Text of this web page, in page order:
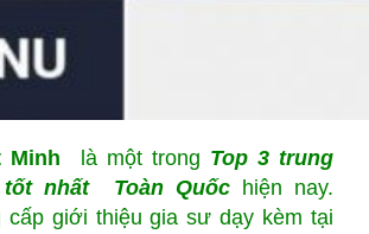
Minh là một trong Top 3 trung
nhất Toàn Quốc
hiện nay.
cấp giới thiệu gia sư dạy kèm tại